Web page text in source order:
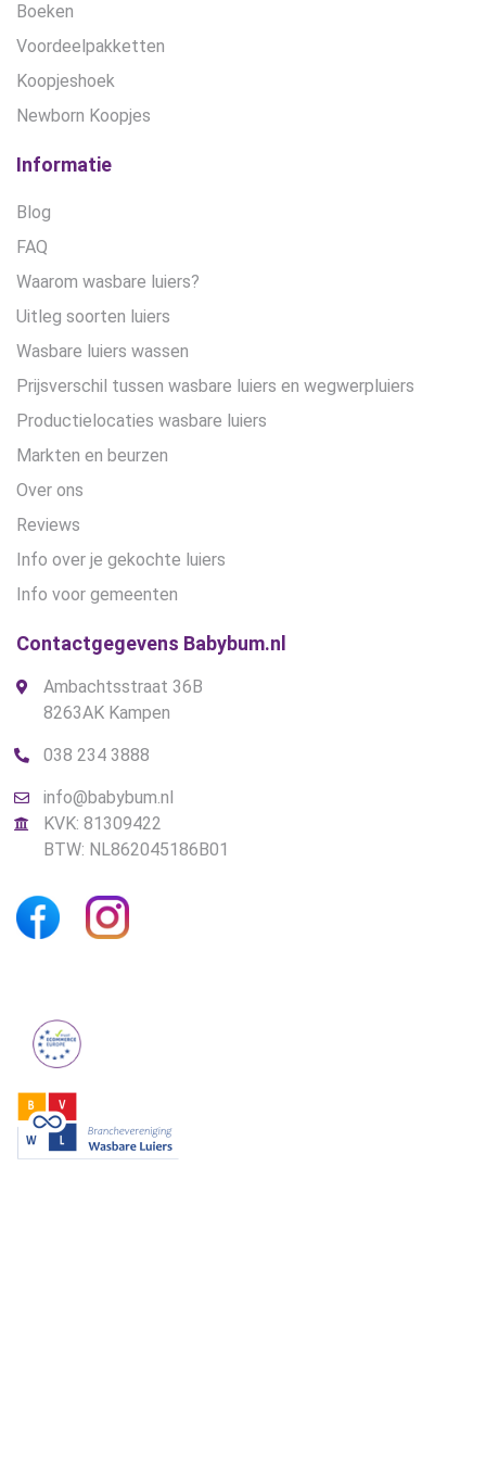
Boeken
Voordeelpakketten
Koopjeshoek
Newborn Koopjes
Informatie
Blog
FAQ
Waarom wasbare luiers?
Uitleg soorten luiers
Wasbare luiers wassen
Prijsverschil tussen wasbare luiers en wegwerpluiers
Productielocaties wasbare luiers
Markten en beurzen
Over ons
Reviews
Info over je gekochte luiers
Info voor gemeenten
Contactgegevens Babybum.nl
Ambachtsstraat 36B
8263AK Kampen
038 234 3888
info@babybum.nl
KVK: 81309422
BTW: NL862045186B01